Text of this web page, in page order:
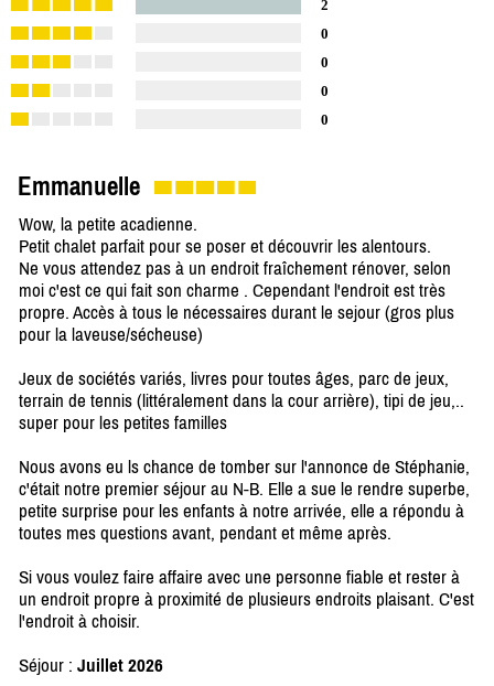
2
0
0
0
0
Emmanuelle
Wow, la petite acadienne.
Petit chalet parfait pour se poser et découvrir les alentours.
Ne vous attendez pas à un endroit fraîchement rénover, selon
moi c'est ce qui fait son charme . Cependant l'endroit est très
propre. Accès à tous le nécessaires durant le sejour (gros plus
pour la laveuse/sécheuse)
Jeux de sociétés variés, livres pour toutes âges, parc de jeux,
terrain de tennis (littéralement dans la cour arrière), tipi de jeu,..
super pour les petites familles
Nous avons eu ls chance de tomber sur l'annonce de Stéphanie,
c'était notre premier séjour au N-B. Elle a sue le rendre superbe,
petite surprise pour les enfants à notre arrivée, elle a répondu à
toutes mes questions avant, pendant et même après.
Si vous voulez faire affaire avec une personne fiable et rester à
un endroit propre à proximité de plusieurs endroits plaisant. C'est
l'endroit à choisir.
Séjour : Juillet 2026